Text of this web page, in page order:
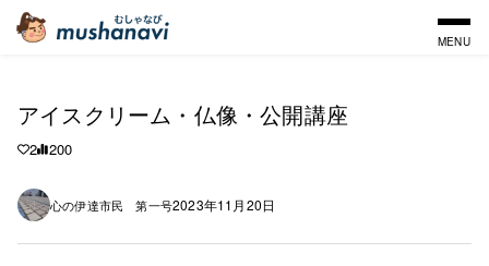
MENU
アイスクリーム・仏像・公開講座
2 200
心の伊達市民 第一号2023年11月20日